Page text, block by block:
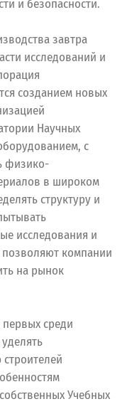
и безопасности.
завтра
исследований и
созданием новых
Научных
с
физико-
в широком
структуру и
исследования и
компании
на рынок
среди
Учебных